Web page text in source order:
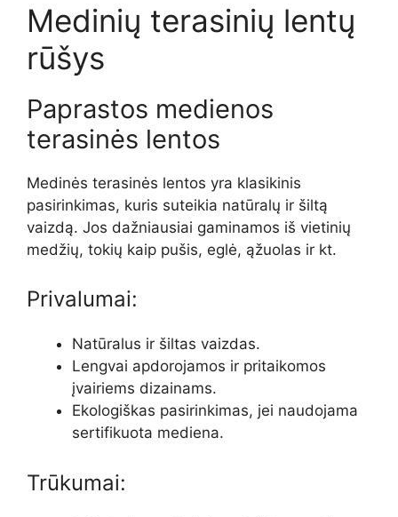
Medinių terasinių lentų
rūšys
Paprastos medienos
terasinės lentos
Medinės terasinės lentos yra klasikinis
pasirinkimas, kuris suteikia natūralų ir šiltą
vaizdą. Jos dažniausiai gaminamos iš vietinių
medžių, tokių kaip pušis, eglė, ąžuolas ir kt.
Privalumai:
Natūralus ir šiltas vaizdas.
Lengvai apdorojamos ir pritaikomos
įvairiems dizainams.
Ekologiškas pasirinkimas, jei naudojama
sertifikuota mediena.
Trūkumai: